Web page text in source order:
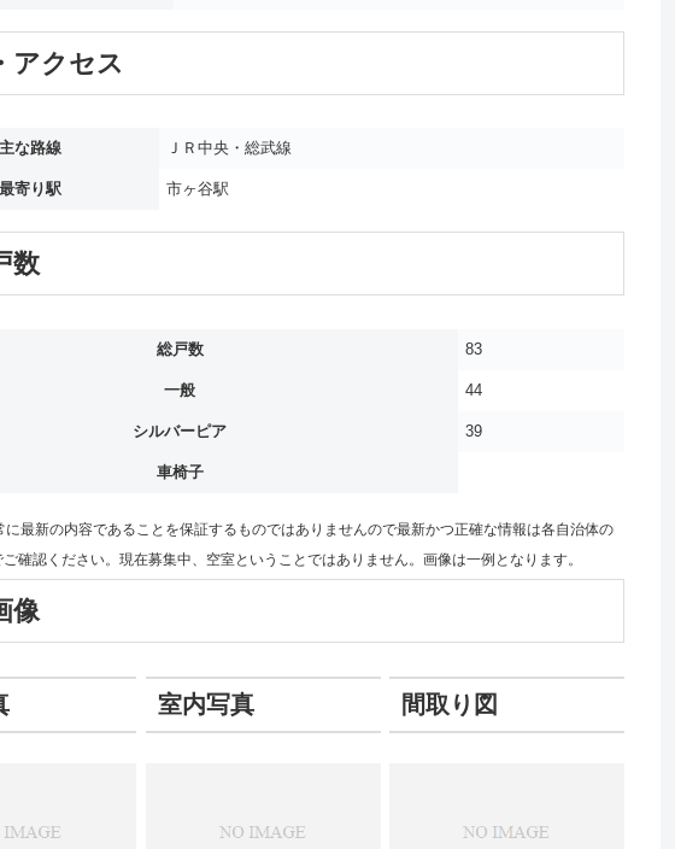
アクセス
主な路線 ＪＲ中央・総武線
最寄り駅 市ヶ谷駅
数
総戸数 83
一般 44
シルバーピア 39
車椅子
最新の内容であることを保証するものではありませんので最新かつ正確な情報は各自治体の
確認ください。現在募集中、空室ということではありません。画像は一例となります。
像
室内写真 間取り図